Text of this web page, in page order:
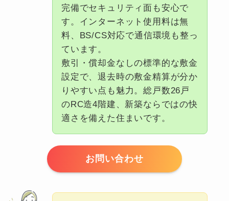
完備でセキュリティ面も安心で
す。インターネット使用料は無
料、BS/CS対応で通信環境も整っ
ています。
敷引・償却金なしの標準的な敷金
設定で、退去時の敷金精算が分か
りやすい点も魅力。総戸数26戸
のRC造4階建、新築ならではの快
適さを備えた住まいです。
お問い合わせ